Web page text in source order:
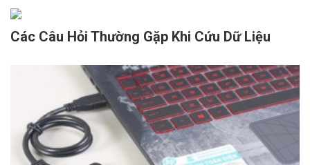
Các Câu Hỏi Thường Gặp Khi Cứu Dữ Liệu